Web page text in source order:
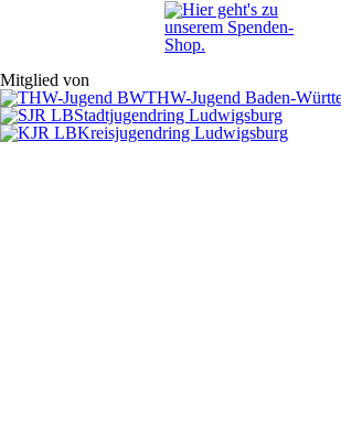
Mitglied von
THW-Jugend Baden-
Stadtjugendring Ludwigsburg
Kreisjugendring Ludwigsburg